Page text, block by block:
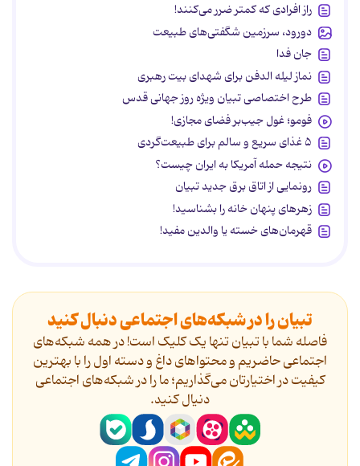
راز افرادی که کمتر ضرر می‌کنند!
دورود، سرزمین شگفتی‌های طبیعت
جان فدا
نماز لیله الدفن برای شهدای بیت رهبری
طرح اختصاصی تبیان ویژه روز جهانی قدس
فومو؛ غول جیب‌بر فضای مجازی!
۵ غذای سریع و سالم برای طبیعت‌گردی
نتیجه حمله آمریکا به ایران چیست؟
رونمایی از اتاق برق جدید تبیان
زهرهای پنهان خانه را بشناسید!
قهرمان‌های خسته یا والدین مفید!
تبیان را در شبکه‌های اجتماعی دنبال کنید
فاصله شما با تبیان تنها یک کلیک است! در همه شبکه‌های
اجتماعی حاضریم و محتواهای داغ و دسته اول را با بهترین
کیفیت در اختیارتان می‌گذاریم؛ ما را در شبکه‌های اجتماعی
دنیال کنید.